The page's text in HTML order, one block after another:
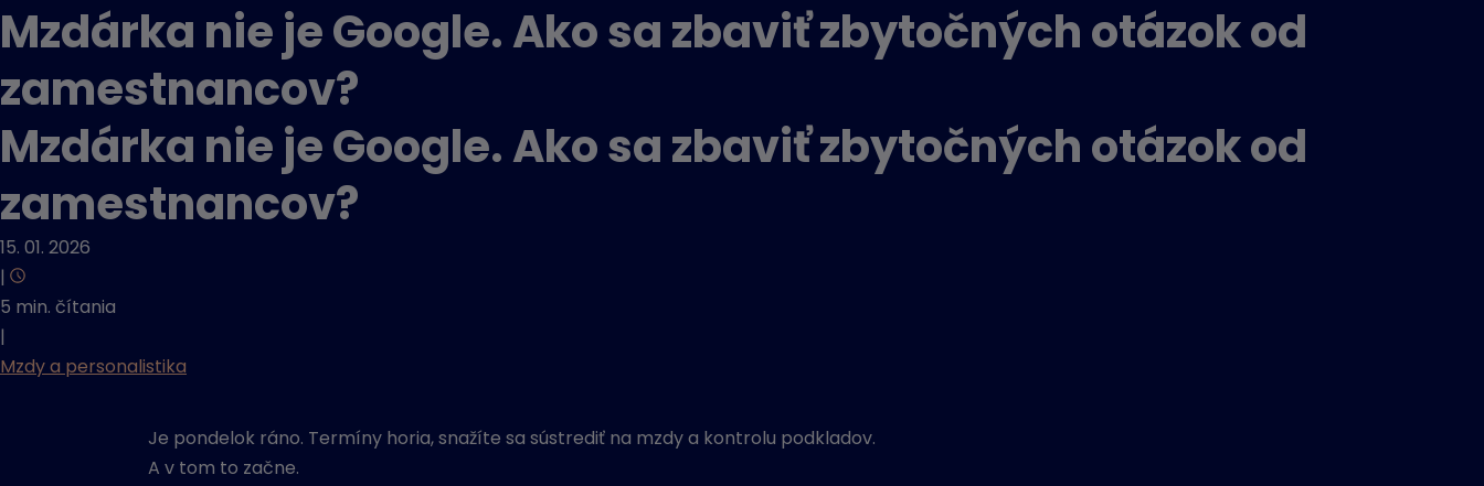
Mzdárka nie je Google. Ako sa zbaviť zbytočných otázok od
zamestnancov?
Mzdárka nie je Google. Ako sa zbaviť zbytočných otázok od
zamestnancov?
15. 01. 2026
|
5 min. čítania
|
Mzdy a personalistika
Je pondelok ráno. Termíny horia, snažíte sa sústrediť na mzdy a kontrolu podkladov.
A v tom to začne.